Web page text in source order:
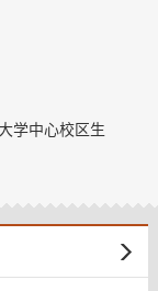
学中心校区生